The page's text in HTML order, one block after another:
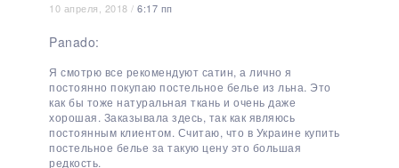
10 апреля, 2018 / 6:17 пп
Panado:
Я смотрю все рекомендуют сатин, а лично я
постоянно покупаю постельное белье из льна. Это
как бы тоже натуральная ткань и очень даже
хорошая. Заказывала здесь, так как являюсь
постоянным клиентом. Считаю, что в Украине купить
постельное белье за такую цену это большая
редкость.